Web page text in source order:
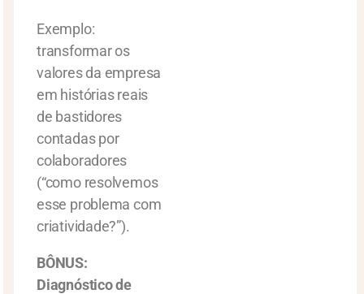
Exemplo:
transformar os
valores da empresa
em histórias reais
de bastidores
contadas por
colaboradores
(“como resolvemos
esse problema com
criatividade?”).
BÔNUS:
Diagnóstico de